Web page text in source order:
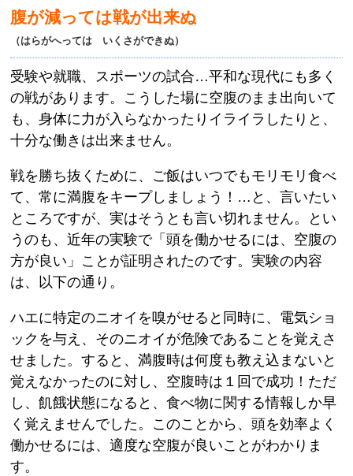
腹が減っては戦が出来ぬ
（はらがへっては いくさができぬ）
受験や就職、スポーツの試合…平和な現代にも多く
の戦があります。こうした場に空腹のまま出向いて
も、身体に力が入らなかったりイライラしたりと、
十分な働きは出来ません。
戦を勝ち抜くために、ご飯はいつでもモリモリ食べ
て、常に満腹をキープしましょう！…と、言いたい
ところですが、実はそうとも言い切れません。とい
うのも、近年の実験で「頭を働かせるには、空腹の
方が良い」ことが証明されたのです。実験の内容
は、以下の通り。
ハエに特定のニオイを嗅がせると同時に、電気ショ
ックを与え、そのニオイが危険であることを覚えさ
せました。すると、満腹時は何度も教え込まないと
覚えなかったのに対し、空腹時は１回で成功！ただ
し、飢餓状態になると、食べ物に関する情報しか早
く覚えませんでした。このことから、頭を効率よく
働かせるには、適度な空腹が良いことがわかりま
す。